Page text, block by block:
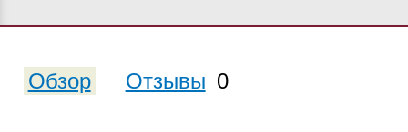
Обзор Отзывы 0